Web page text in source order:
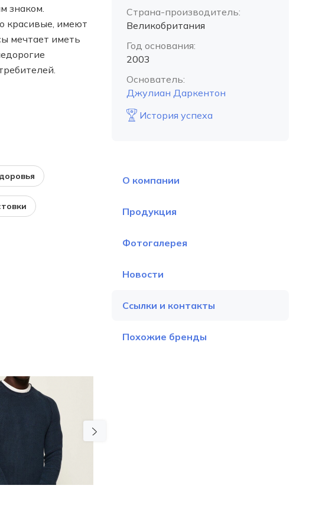
знаком.
красивые, имеют
мечтает иметь
Страна-производитель:
Великобритания
Год основания:
2003
Основатель:
Джулиан Даркентон
История успеха
О компании
Продукция
Фотогалерея
Новости
Ссылки и контакты
Похожие бренды